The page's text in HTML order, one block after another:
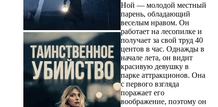
Ной — молодой местный
парень, обладающий
веселым нравом. Он
работает на лесопилке и
получает за свой труд 40
центов в час. Однажды в
начале лета, он видит
красивую девушку в
парке аттракционов. Она
с первого взгляда
поражает его
воображение, поэтому он